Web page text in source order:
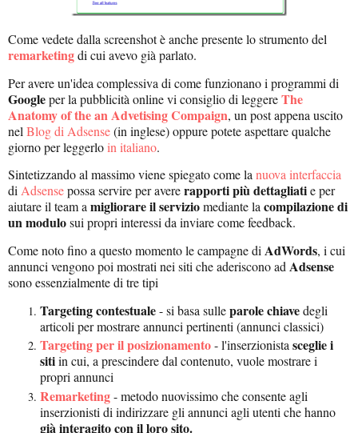
Come vedete dalla screenshot è anche presente lo strumento del
remarketingdi cui avevo già parlato.
Per avere un'idea complessiva di come funzionano i programmi di
Googleper la pubblicità online vi consiglio di leggereThe
Anatomy of the an Advetising Compaign, un post appena uscito
nel Blog di Adsense(in inglese) oppure potete aspettare qualche
giorno per leggerloin italiano.
Sintetizzando al massimo viene spiegato come lanuova interfaccia
diAdsensepossa servire per avererapporti più dettagliatie per
aiutare il team amigliorare il serviziomediante lacompilazione di
un modulosui propri interessi da inviare come feedback.
Come noto fino a questo momento le campagne di AdWords, i cui
annunci vengono poi mostrati nei siti che aderiscono ad Adsense
sono essenzialmente di tre tipi
Targeting contestuale- si basa sulleparole chiavedegli
articoli per mostrare annunci pertinenti (annunci classici)
Targeting per il posizionamento- l'inserzionistasceglie i
sitiin cui, a prescindere dal contenuto, vuole mostrare i
propri annunci
Remarketing- metodo nuovissimo che consente agli
inserzionisti di indirizzare gli annunci agli utenti che hanno
già interagito con il loro sito.